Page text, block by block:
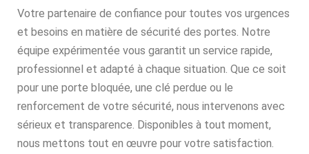
Votre partenaire de confiance pour toutes vos urgences
et besoins en matière de sécurité des portes. Notre
équipe expérimentée vous garantit un service rapide,
professionnel et adapté à chaque situation. Que ce soit
pour une porte bloquée, une clé perdue ou le
renforcement de votre sécurité, nous intervenons avec
sérieux et transparence. Disponibles à tout moment,
nous mettons tout en œuvre pour votre satisfaction.